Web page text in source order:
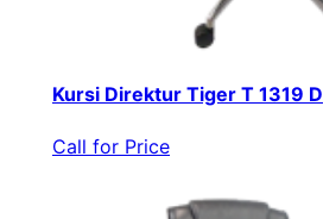
Kursi Direktur Tiger T 1319 D
Call for Price